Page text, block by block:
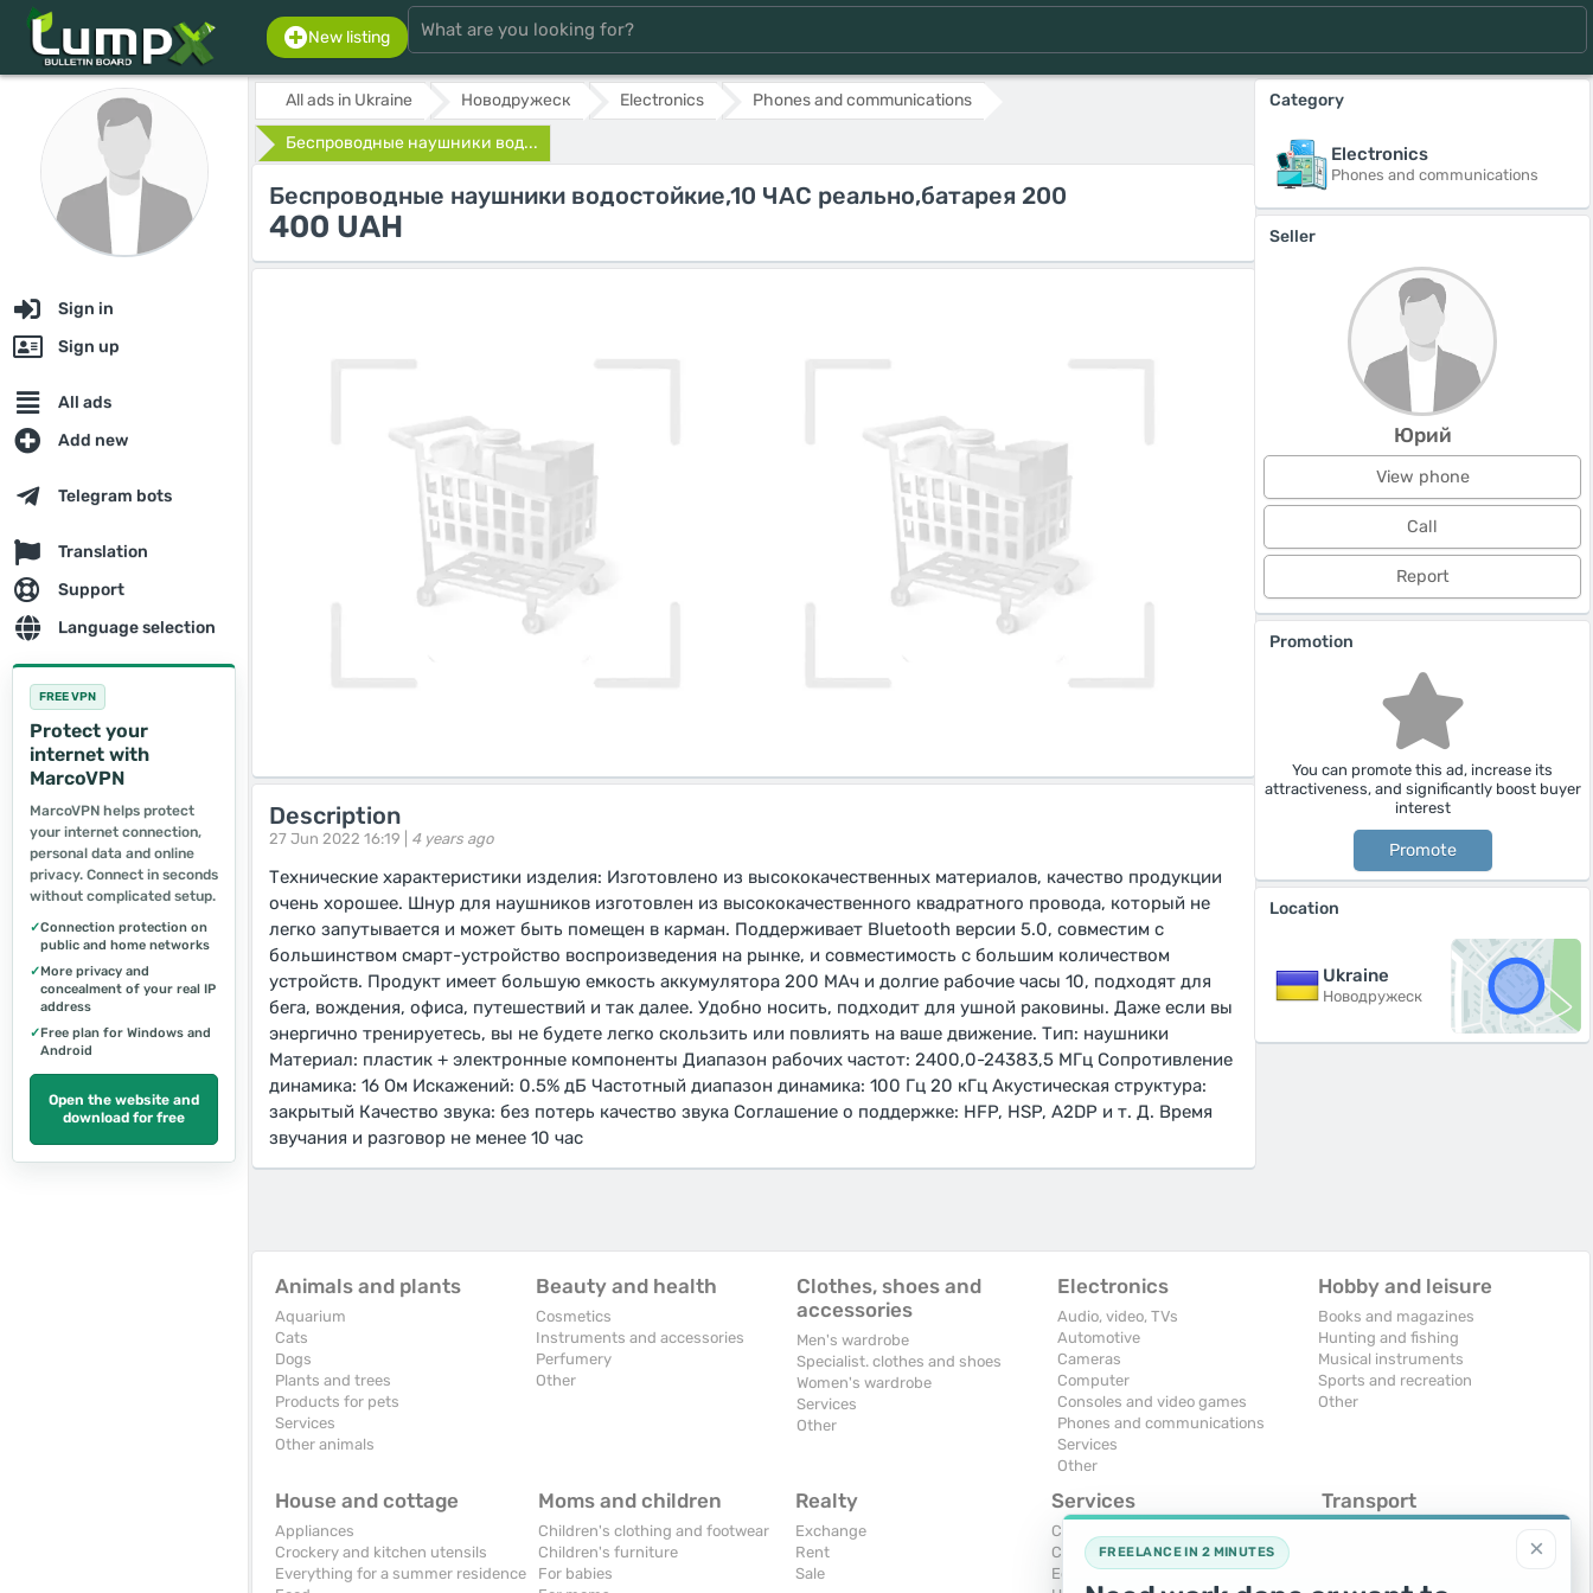
New listing
Sign in
Sign up
All ads
Add new
Telegram bots
Translation
Support
Language selection
FREE VPN
Protect your
internet with
MarcoVPN
MarcoVPN helps protect
your internet connection,
personal data and online
privacy. Connect in seconds
without complicated setup.
✓Connection protection on
public and home networks
✓More privacy and
concealment of your real IP
address
✓Free plan for Windows and
Android
Open the website and
download for free
All ads in Ukraine Новодружеск Electronics Phones and communications
Беспроводные наушники вод...
Беспроводные наушники водостойкие,10 ЧАС реально,батарея 200
400 UAH
Description
27 Jun 2022 16:19 | 4 years ago
Технические характеристики изделия: Изготовлено из высококачественных материалов, качество продукции
очень хорошее. Шнур для наушников изготовлен из высококачественного квадратного провода, который не
легко запутывается и может быть помещен в карман. Поддерживает Bluetooth версии 5.0, совместим с
большинством смарт-устройство воспроизведения на рынке, и совместимость с большим количеством
устройств. Продукт имеет большую емкость аккумулятора 200 МАч и долгие рабочие часы 10, подходят для
бега, вождения, офиса, путешествий и так далее. Удобно носить, подходит для ушной раковины. Даже если вы
энергично тренируетесь, вы не будете легко скользить или повлиять на ваше движение. Тип: наушники
Материал: пластик + электронные компоненты Диапазон рабочих частот: 2400,0-24383,5 МГц Сопротивление
динамика: 16 Ом Искажений: 0.5% дБ Частотный диапазон динамика: 100 Гц 20 кГц Акустическая структура:
закрытый Качество звука: без потерь качество звука Соглашение о поддержке: HFP, HSP, A2DP и т. Д. Время
звучания и разговор не менее 10 час
Category
Electronics
Phones and communications
Seller
Юрий
View phone
Call
Report
Promotion
You can promote this ad, increase its
attractiveness, and significantly boost buyer
interest
Promote
Location
Ukraine
Новодружеск
Animals and plants
Aquarium
Cats
Dogs
Plants and trees
Products for pets
Services
Other animals
Beauty and health
Cosmetics
Instruments and accessories
Perfumery
Other
Clothes, shoes and
accessories
Men's wardrobe
Specialist. clothes and shoes
Women's wardrobe
Services
Other
Electronics
Audio, video, TVs
Automotive
Cameras
Computer
Consoles and video games
Phones and communications
Services
Other
Hobby and leisure
Books and magazines
Hunting and fishing
Musical instruments
Sports and recreation
Other
House and cottage
Appliances
Crockery and kitchen utensils
Everything for a summer residence
Moms and children
Children's clothing and footwear
Children's furniture
For babies
Realty
Exchange
Rent
Sale
Services
Computers, Internet
Construction and repair
Education and tutoring
Transport
×
FREELANCE IN 2 MINUTES